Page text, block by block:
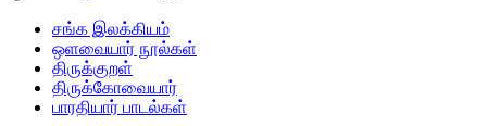
சங்க இலக்கியம்
ஒளவையார் நூல்கள்
திருக்குறள்
திருக்கோவையார்
பாரதியார் பாடல்கள்